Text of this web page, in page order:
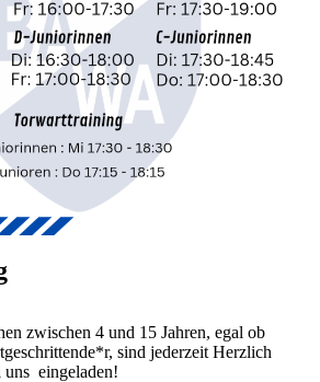
zwischen 4 und 15 Jahren, egal ob
sind jederzeit Herzlich
uns eingeladen!